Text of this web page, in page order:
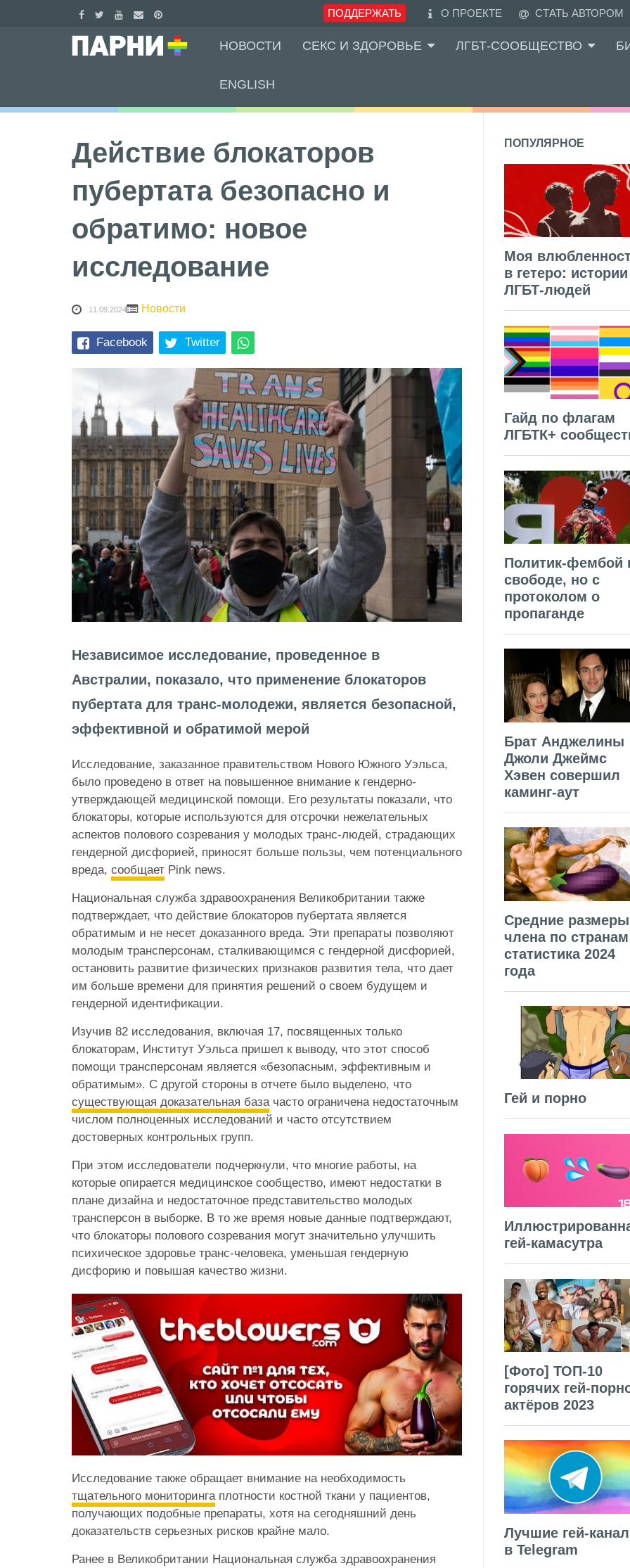
ПОДДЕРЖАТЬ О ПРОЕКТЕ СТАТЬ АВТОРОМ
НОВОСТИ СЕКС И ЗДОРОВЬЕ ЛГБТ-СООБЩЕСТВО
ENGLISH
Действие блокаторов
пубертата безопасно и
обратимо: новое
исследование
11.09.2024 Новости
Facebook Twitter
Независимое исследование, проведенное в
Австралии, показало, что применение блокаторов
пубертата для транс-молодежи, является безопасной,
эффективной и обратимой мерой
Исследование, заказанное правительством Нового Южного Уэльса,
было проведено в ответ на повышенное внимание к гендерно-
утверждающей медицинской помощи. Его результаты показали, что
блокаторы, которые используются для отсрочки нежелательных
аспектов полового созревания у молодых транс-людей, страдающих
гендерной дисфорией, приносят больше пользы, чем потенциального
вреда, сообщает Pink news.
Национальная служба здравоохранения Великобритании также
подтверждает, что действие блокаторов пубертата является
обратимым и не несет доказанного вреда. Эти препараты позволяют
молодым трансперсонам, сталкивающимся с гендерной дисфорией,
остановить развитие физических признаков развития тела, что дает
им больше времени для принятия решений о своем будущем и
гендерной идентификации.
Изучив 82 исследования, включая 17, посвященных только
блокаторам, Институт Уэльса пришел к выводу, что этот способ
помощи трансперсонам является «безопасным, эффективным и
обратимым». С другой стороны в отчете было выделено, что
существующая доказательная база часто ограничена недостаточным
числом полноценных исследований и часто отсутствием
достоверных контрольных групп.
При этом исследователи подчеркнули, что многие работы, на
которые опирается медицинское сообщество, имеют недостатки в
плане дизайна и недостаточное представительство молодых
трансперсон в выборке. В то же время новые данные подтверждают,
что блокаторы полового созревания могут значительно улучшить
психическое здоровье транс-человека, уменьшая гендерную
дисфорию и повышая качество жизни.
Исследование также обращает внимание на необходимость
тщательного мониторингаплотности костной ткани у пациентов,
получающих подобные препараты, хотя на сегодняшний день
доказательств серьезных рисков крайне мало.
Ранее в Великобритании Национальная служба здравоохранения
ПОПУЛЯРНОЕ
Моя
в гетеро: истории
ЛГБТ-людей
Гайд по флагам
ЛГБТК+
Политик-фембой
свободе, но с
протоколом о
пропаганде
Брат Анджелины
Джоли Джеймс
Хэвен совершил
каминг-аут
Средние размеры
члена по
статистика 2024
года
Гей и порно
гей-камасутра
[Фото] ТОП-10
горячих гей-
актёров 2023
Лучшие гей-
в Telegram